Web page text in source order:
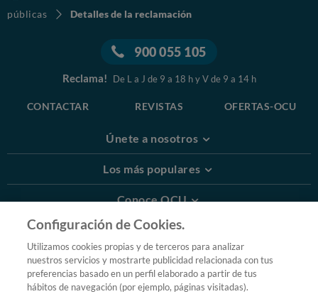
públicas
Detalles de la reclamación
900 055 105
Reclama! De L a J de 9 a 18 h y V de 9 a 14 h
CONTACTAR REVISTAS OFERTAS-OCU
Únete a nosotros
Los más populares
Conoce OCU
Más Información
© 2026 OCU
Condiciones generales de contratación de OCU
Configuración de Cookies.
Utilizamos cookies propias y de terceros para analizar
nuestros servicios y mostrarte publicidad relacionada con tus
preferencias basado en un perfil elaborado a partir de tus
hábitos de navegación (por ejemplo, páginas visitadas).